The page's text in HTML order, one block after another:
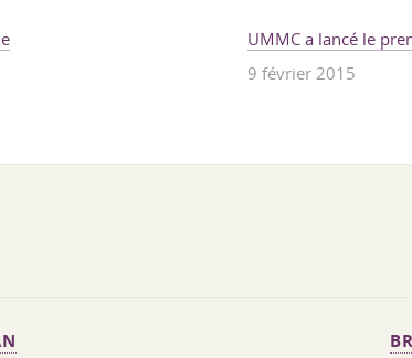
UMMC a lancé le
9 février 2015